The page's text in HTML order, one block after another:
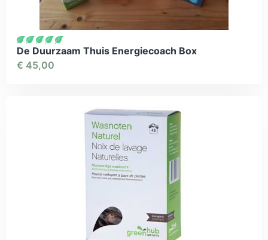
De Duurzaam Thuis Energiecoach Box
€ 45,00